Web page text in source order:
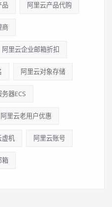
品 阿里云产品代购
商
阿里云企业邮箱折扣
阿里云对象存储
器ECS
阿里云老用户优惠
虚机 阿里云账号
箱